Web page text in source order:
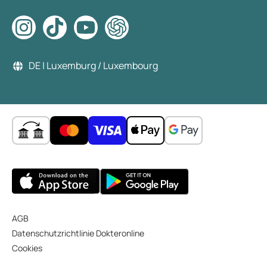
DE | Luxemburg / Luxembourg
AGB
Datenschutzrichtlinie Dokteronline
Cookies